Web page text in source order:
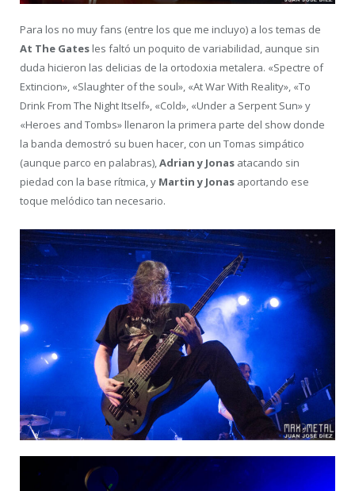
Para los no muy fans (entre los que me incluyo) a los temas de
At The Gates les faltó un poquito de variabilidad, aunque sin
duda hicieron las delicias de la ortodoxia metalera. «Spectre of
Extincion», «Slaughter of the soul», «At War With Reality», «To
Drink From The Night Itself», «Cold», «Under a Serpent Sun» y
«Heroes and Tombs» llenaron la primera parte del show donde
la banda demostró su buen hacer, con un Tomas simpático
(aunque parco en palabras),Adrian y Jonas atacando sin
piedad con la base rítmica, y Martin y Jonas aportando ese
toque melódico tan necesario.